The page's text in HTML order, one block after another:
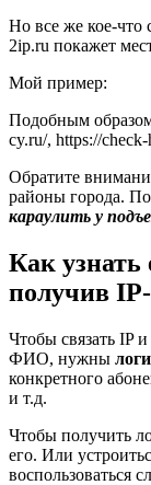
Но все же кое-
2ip.ru покажет
Мой пример:
Подобным
cy.ru/, https://
Обратите
районы города.
караулить у
Как узнать
получив
Чтобы связать IP
ФИО, нужны
конкретного
и т.д.
Чтобы получить
его. Или
воспользоваться